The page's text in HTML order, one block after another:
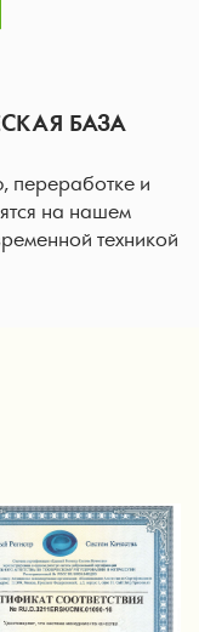
БАЗА
переработке и
на нашем
техникой